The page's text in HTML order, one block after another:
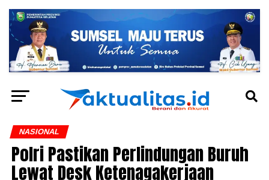
NASIONAL
Polri Pastikan Perlindungan Buruh
Lewat Desk Ketenagakerjaan